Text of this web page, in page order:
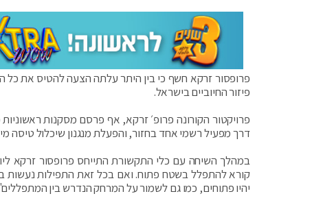
פרופסור זרקא חשף כי בין היתר עלתה הצעה להטיס את
פיזור החיוביים בישראל.
פרויקטור הקורונה פרופ׳ זרקא, אף פרסם מסקנות
דרך מפעיל רשמי אחד בחזור, והפעלת מנגנון שיכלול טיסה
במהלך השיחה עם כלי התקשורת התייחס פרופסור זרקא
קורא להתפלל בשטח פתוח. ואם בכל זאת התפילות נעשות
יהיו פתוחים, כמו גם לשמור על המרחק הנדרש בין